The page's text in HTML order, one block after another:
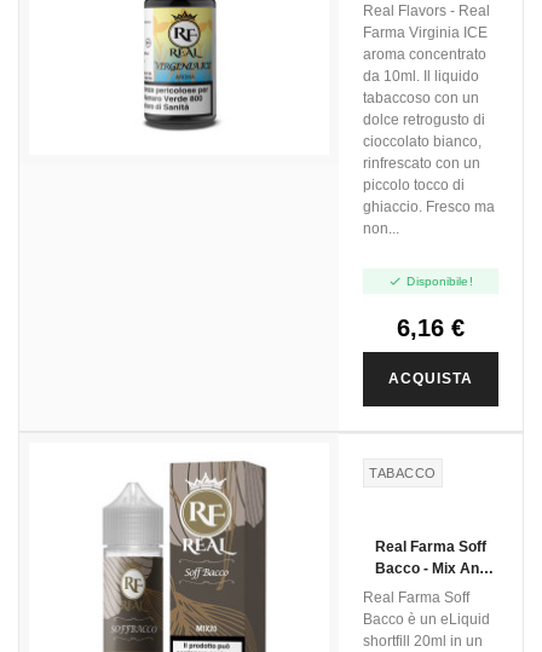
WHITE
CHOCOLATE
Real Flavors - Real
Farma Virginia ICE
aroma concentrato
da 10ml. Il liquido
tabaccoso con un
dolce retrogusto di
cioccolato bianco,
rinfrescato con un
piccolo tocco di
ghiaccio. Fresco ma
non...
 Disponibile!
6,16 €
ACQUISTA
TABACCO
Real Farma Soff
Bacco - Mix And
Vape - 20ml
Real Farma Soff
Bacco è un eLiquid
shortfill 20ml in un